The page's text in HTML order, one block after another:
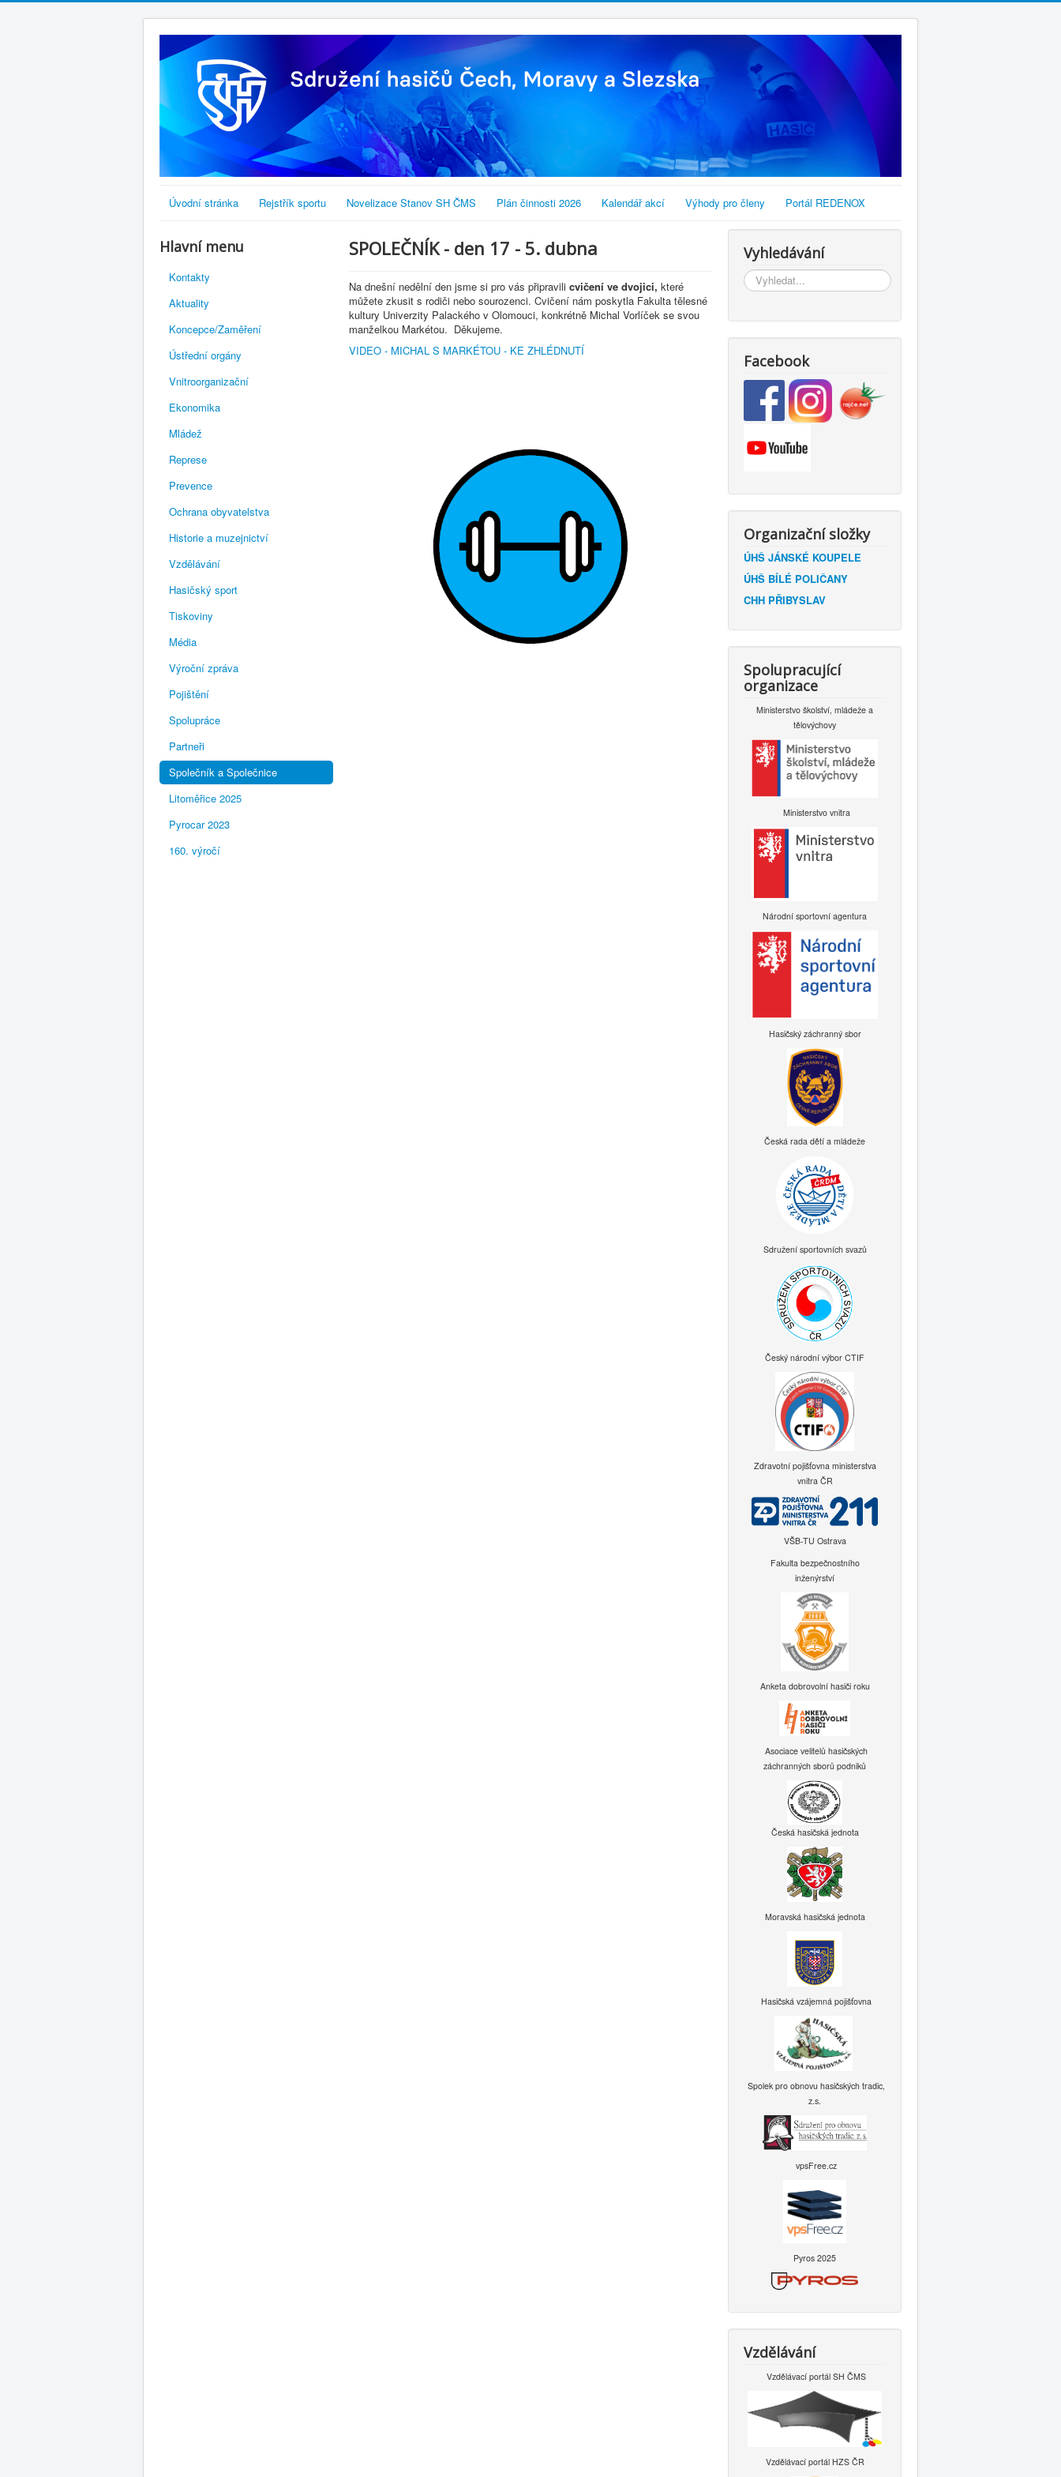
Úvodní stránka Rejstřík sportu Novelizace Stanov SH ČMS Plán činnosti 2026 Kalendář akcí Výhody pro členy Portál REDENOX
Hlavní menu
Kontakty
Aktuality
Koncepce/Zaměření
Ústřední orgány
Vnitroorganizační
Ekonomika
Mládež
Represe
Prevence
Ochrana obyvatelstva
Historie a muzejnictví
Vzdělávání
Hasičský sport
Tiskoviny
Média
Výroční zpráva
Pojištění
Spolupráce
Partneři
Společník a Společnice
Litoměřice 2025
Pyrocar 2023
160. výročí
SPOLEČNÍK - den 17 - 5. dubna
Na dnešní nedělní den jsme si pro vás připravili cvičení ve dvojici, které
můžete zkusit s rodiči nebo sourozenci. Cvičení nám poskytla Fakulta tělesné
kultury Univerzity Palackého v Olomouci, konkrétně Michal Vorlíček se svou
manželkou Markétou. Děkujeme.
VIDEO - MICHAL S MARKÉTOU - KE ZHLÉDNUTÍ
Vyhledávání
Vyhledávání...
Facebook
Organizační složky
ÚHŠ JÁNSKÉ KOUPELE
ÚHŠ BÍLÉ POLIČANY
CHH PŘIBYSLAV
Spolupracující
organizace
Ministerstvo školství, mládeže a
tělovýchovy
Ministerstvo vnitra
Národní sportovní agentura
Hasičský záchranný sbor
Česká rada dětí a mládeže
Sdružení sportovních svazů
Český národní výbor CTIF
Zdravotní pojišťovna ministerstva
vnitra ČR
VŠB-TU Ostrava
Fakulta bezpečnostního
inženýrství
Anketa dobrovolní hasiči roku
Asociace velitelů hasičských
záchranných sborů podniků
Česká hasičská jednota
Moravská hasičská jednota
Hasičská vzájemná pojišťovna
Spolek pro obnovu hasičských tradic,
z.s.
vpsFree.cz
Pyros 2025
Vzdělávání
Vzdělávací portál SH ČMS
Vzdělávací portál HZS ČR